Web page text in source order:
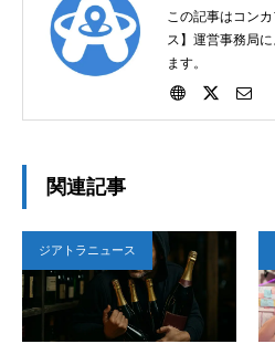
この記事はコン
ス】運営事務局
ます。
関連記事
ジアトラニュース